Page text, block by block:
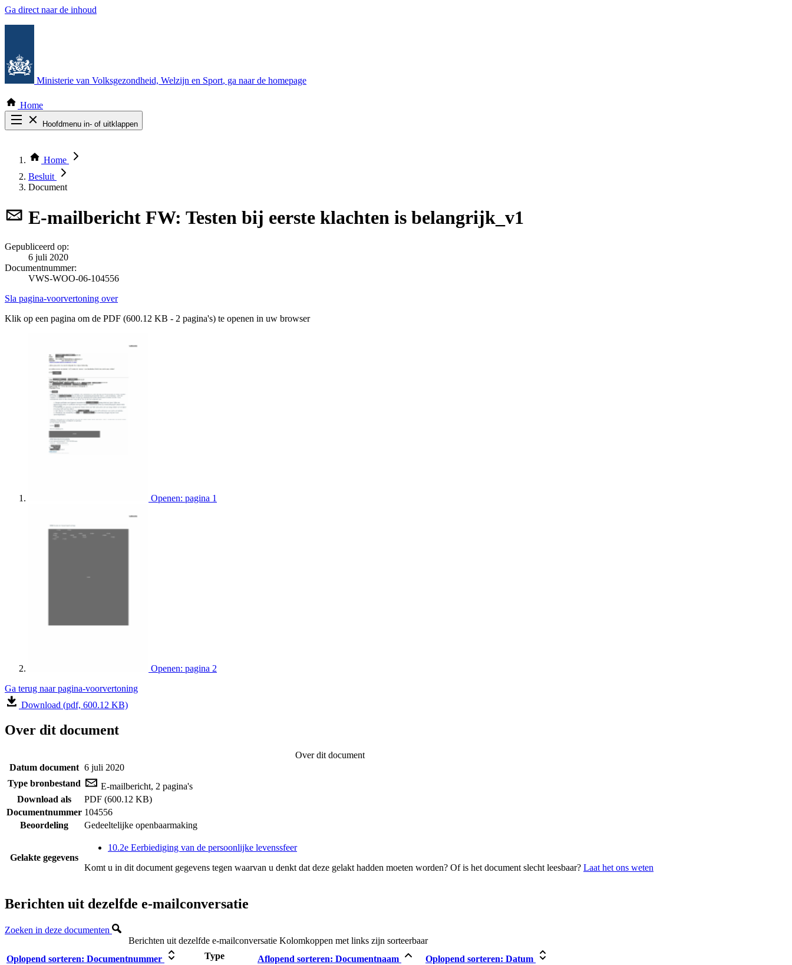
Ga direct naar de inhoud
Ministerie van Volksgezondheid, Welzijn en Sport, ga naar de homepage
Home
Hoofdmenu in- of uitklappen
Thema COVID-19
Bekijk per bestuursorgaan
Home
Besluit
Document
E-mailbericht FW: Testen bij eerste klachten is belangrijk_v1
Gepubliceerd op:
6 juli 2020
Documentnummer:
VWS-WOO-06-104556
Sla pagina-voorvertoning over
Klik op een pagina om de PDF (600.12 KB - 2 pagina's) te openen in uw browser
Openen: pagina 1
Openen: pagina 2
Ga terug naar pagina-voorvertoning
Download (pdf, 600.12 KB)
Over dit document
Over dit document
Datum document 6 juli 2020
Type bronbestand
E-mailbericht, 2 pagina's
Download als
PDF (600.12 KB)
Documentnummer 104556
Beoordeling
Gedeeltelijke openbaarmaking
Gelakte gegevens
10.2e Eerbiediging van de persoonlijke levenssfeer
Komt u in dit document gegevens tegen waarvan u denkt dat deze gelakt hadden moeten worden? Of is het document slecht leesbaar? Laat het ons weten
Berichten uit dezelfde e-mailconversatie
Zoeken in deze documenten
Berichten uit dezelfde e-mailconversatie Kolomkoppen met links zijn sorteerbaar
Oplopend sorteren: Documentnummer Type Aflopend sorteren: Documentnaam Oplopend sorteren: Datum